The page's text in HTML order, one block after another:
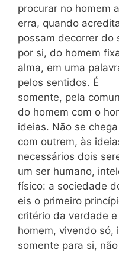
procurar no homem
erra, quando
possam decorrer do
por si, do homem
alma, em uma
pelos sentidos. É
somente, pela
do homem com o
ideias. Não se
com outrem, às
necessários dois
um ser humano,
físico: a sociedade
eis o primeiro
critério da verdade
homem, vivendo só,
somente para si,